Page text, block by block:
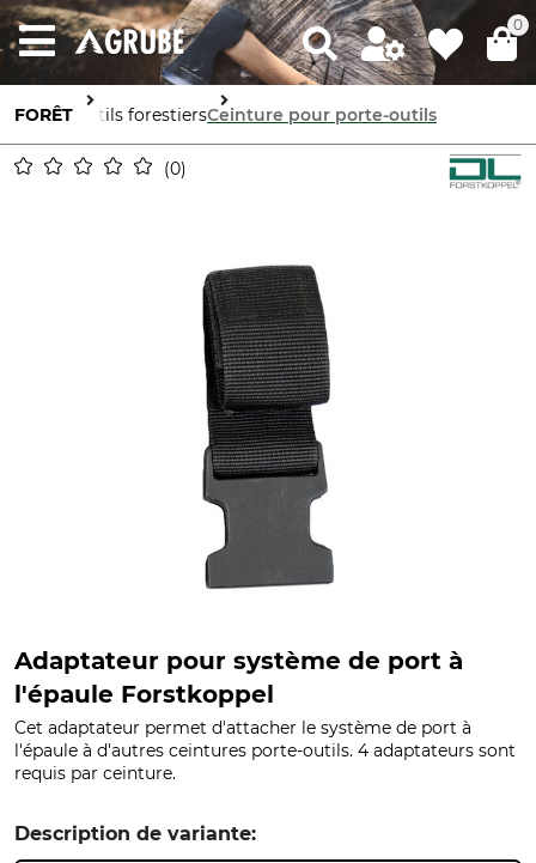
0
FORÊT Outils forestiersCeinture pour porte-outils
0
Adaptateur pour système de port à
l'épaule Forstkoppel
Cet adaptateur permet d'attacher le système de port à
l'épaule à d'autres ceintures porte-outils. 4 adaptateurs sont
requis par ceinture.
Description de variante: